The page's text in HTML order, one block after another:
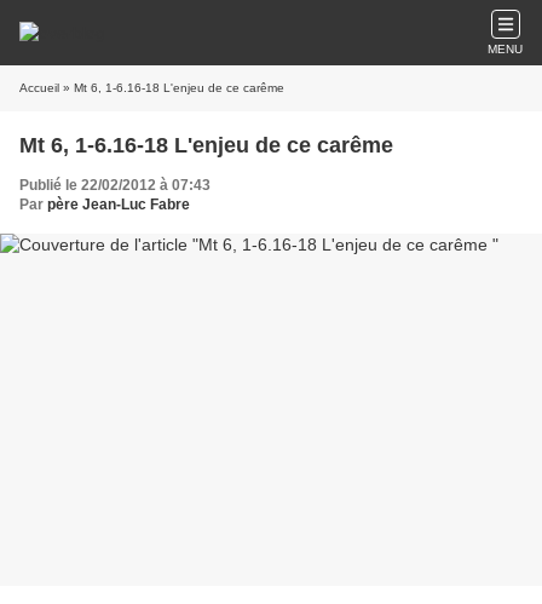
MENU
Accueil » Mt 6, 1-6.16-18 L'enjeu de ce carême
Mt 6, 1-6.16-18 L'enjeu de ce carême
Publié le 22/02/2012 à 07:43
Par père Jean-Luc Fabre